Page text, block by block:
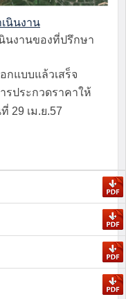
นินงาน
นงานของที่ปรึกษา
กแบบแล้วเสร็จ
รประกวดราคาให้
29 เม.ย.57